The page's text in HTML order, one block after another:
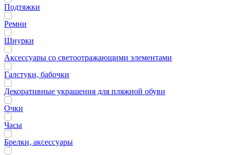
Подтяжки
Ремни
Шнурки
Аксессуары со светоотражающими элементами
Галстуки, бабочки
Декоративные украшения для пляжной обуви
Очки
Часы
Брелки, аксессуары